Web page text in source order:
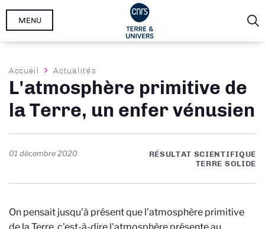
Aller
MENU
Fil
d'Ariane
Accueil Actualités
L'atmosphère primitive de
la Terre, un enfer vénusien
01 décembre 2020
RÉSULTAT SCIENTIFIQUE
TERRE SOLIDE
On pensait jusqu'à présent que l'atmosphère primitive